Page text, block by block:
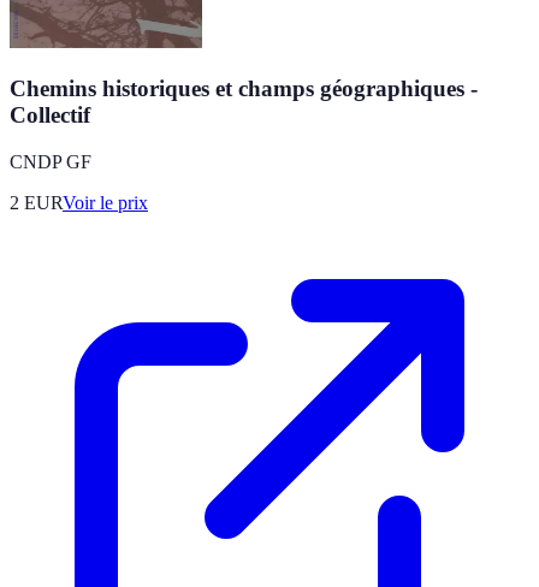
Chemins historiques et champs géographiques -
Collectif
CNDP GF
2 EURVoir le prix